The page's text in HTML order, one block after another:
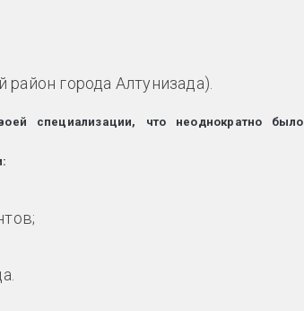
города Алтунизада).
специализации, что неоднократно было